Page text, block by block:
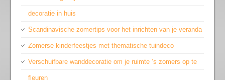
decoratie in huis
Scandinavische zomertips voor het inrichten van je veranda
Zomerse kinderfeestjes met thematische tuindeco
Verschuifbare wanddecoratie om je ruimte ’s zomers op te
fleuren